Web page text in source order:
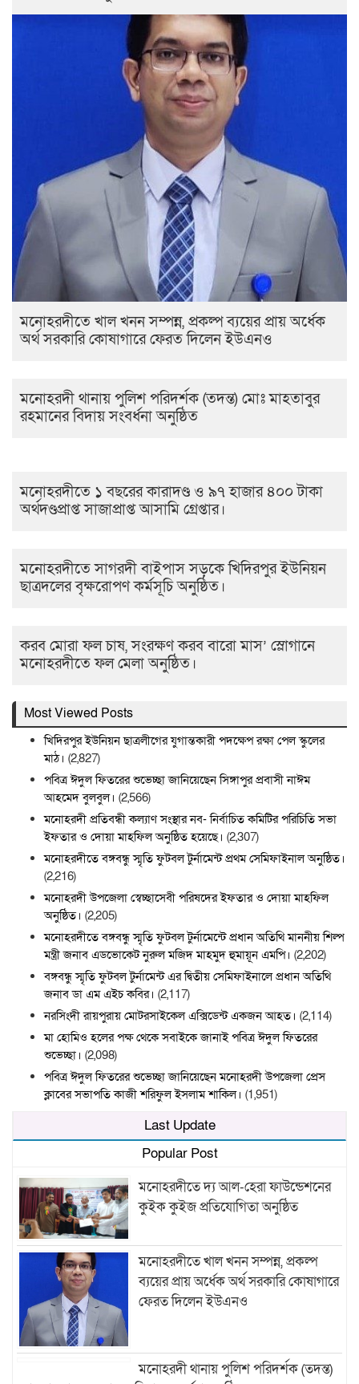
মনোহরদীতে খাল খনন সম্পন্ন, প্রকল্প ব্যয়ের প্রায় অর্ধেক
অর্থ সরকারি কোষাগারে ফেরত দিলেন ইউএনও
মনোহরদী থানায় পুলিশ পরিদর্শক (তদন্ত) মোঃ মাহতাবুর
রহমানের বিদায় সংবর্ধনা অনুষ্ঠিত
মনোহরদীতে ১ বছরের কারাদণ্ড ও ৯৭ হাজার ৪০০ টাকা
অর্থদণ্ডপ্রাপ্ত সাজাপ্রাপ্ত আসামি গ্রেপ্তার।
মনোহরদীতে সাগরদী বাইপাস সড়কে খিদিরপুর ইউনিয়ন
ছাত্রদলের বৃক্ষরোপণ কর্মসূচি অনুষ্ঠিত।
করব মোরা ফল চাষ, সংরক্ষণ করব বারো মাস’ স্লোগানে
মনোহরদীতে ফল মেলা অনুষ্ঠিত।
Most Viewed Posts
খিদিরপুর ইউনিয়ন ছাত্রলীগের যুগান্তকারী পদক্ষেপ রক্ষা পেল স্কুলের
মাঠ। (2,827)
পবিত্র ঈদুল ফিতরের শুভেচ্ছা জানিয়েছেন সিঙ্গাপুর প্রবাসী নাঈম
আহমেদ বুলবুল। (2,566)
মনোহরদী প্রতিবন্ধী কল্যাণ সংস্থার নব- নির্বাচিত কমিটির পরিচিতি সভা
ইফতার ও দোয়া মাহফিল অনুষ্ঠিত হয়েছে। (2,307)
মনোহরদীতে বঙ্গবন্ধু স্মৃতি ফুটবল টুর্নামেন্ট প্রথম সেমিফাইনাল অনুষ্ঠিত।
(2,216)
মনোহরদী উপজেলা স্বেচ্ছাসেবী পরিষদের ইফতার ও দোয়া মাহফিল
অনুষ্ঠিত। (2,205)
মনোহরদীতে বঙ্গবন্ধু স্মৃতি ফুটবল টুর্নামেন্টে প্রধান অতিথি মাননীয় শিল্প
মন্ত্রী জনাব এডভোকেট নুরুল মজিদ মাহমুদ হুমায়ূন এমপি। (2,202)
বঙ্গবন্ধু স্মৃতি ফুটবল টুর্নামেন্ট এর দ্বিতীয় সেমিফাইনালে প্রধান অতিথি
জনাব ডা এম এইচ কবির। (2,117)
নরসিংদী রায়পুরায় মোটরসাইকেল এক্সিডেন্ট একজন আহত। (2,114)
মা হোমিও হলের পক্ষ থেকে সবাইকে জানাই পবিত্র ঈদুল ফিতরের
শুভেচ্ছা। (2,098)
পবিত্র ঈদুল ফিতরের শুভেচ্ছা জানিয়েছেন মনোহরদী উপজেলা প্রেস
ক্লাবের সভাপতি কাজী শরিফুল ইসলাম শাকিল। (1,951)
Last Update
Popular Post
মনোহরদীতে দ্য আল-হেরা ফাউন্ডেশনের
কুইক কুইজ প্রতিযোগিতা অনুষ্ঠিত
মনোহরদীতে খাল খনন সম্পন্ন, প্রকল্প
ব্যয়ের প্রায় অর্ধেক অর্থ সরকারি কোষাগারে
ফেরত দিলেন ইউএনও
মনোহরদী থানায় পুলিশ পরিদর্শক (তদন্ত)